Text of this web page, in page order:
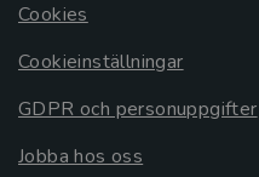
Cookies
Cookieinställningar
GDPR och personuppgifter
Jobba hos oss